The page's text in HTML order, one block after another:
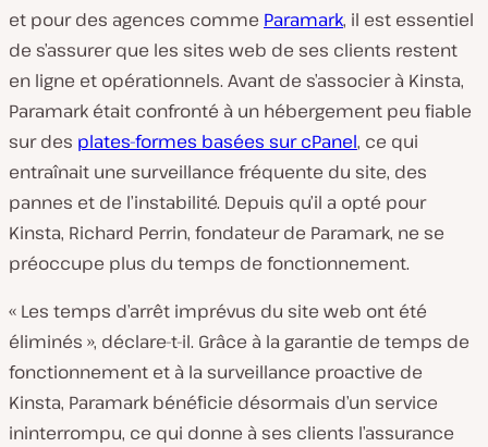
et pour des agences comme Paramark, il est essentiel
de s’assurer que les sites web de ses clients restent
en ligne et opérationnels. Avant de s’associer à Kinsta,
Paramark était confronté à un hébergement peu fiable
sur des plates-formes basées sur cPanel, ce qui
entraînait une surveillance fréquente du site, des
pannes et de l’instabilité. Depuis qu’il a opté pour
Kinsta, Richard Perrin, fondateur de Paramark, ne se
préoccupe plus du temps de fonctionnement.
« Les temps d’arrêt imprévus du site web ont été
éliminés », déclare-t-il. Grâce à la garantie de temps de
fonctionnement et à la surveillance proactive de
Kinsta, Paramark bénéficie désormais d’un service
ininterrompu, ce qui donne à ses clients l’assurance